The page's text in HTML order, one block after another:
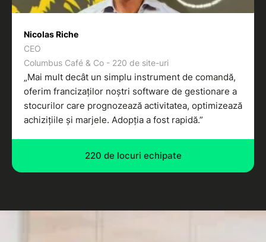
Nicolas Riche
CEO
Columbus Café & Co - 220 de site-uri
„Mai mult decât un simplu instrument de comandă,
oferim francizaților noștri software de gestionare a
stocurilor care prognozează activitatea, optimizează
achizițiile și marjele. Adopția a fost rapidă.”
220 de locuri echipate